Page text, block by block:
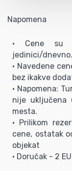
Napomena
• Cene su
jedinici/dnevno.
• Navedene
bez ikakve
• Napomena:
nije uključena
mesta.
• Prilikom
cene, ostatak
objekat
• Doručak - 2